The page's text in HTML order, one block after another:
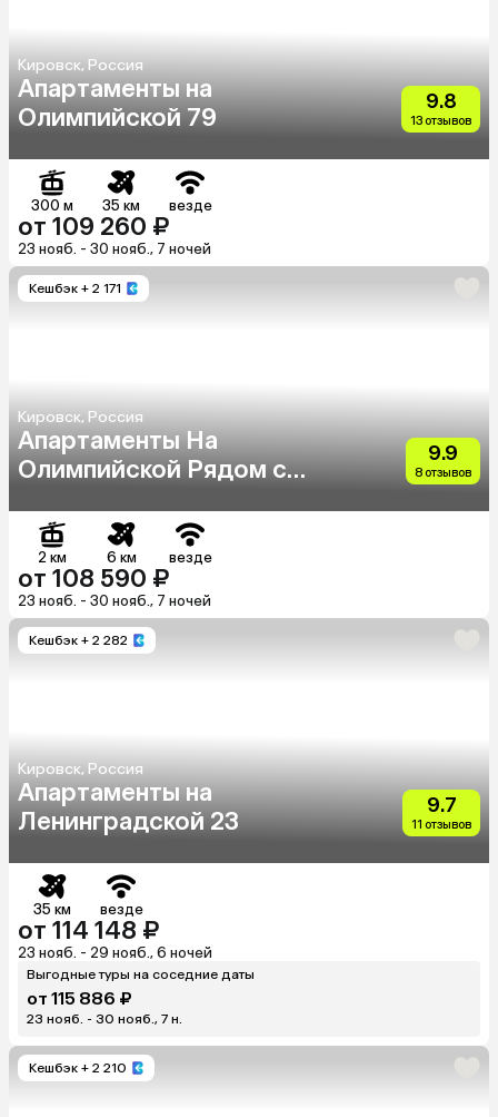
Кировск, Россия
Апартаменты на
Олимпийской 79
9.8
13 отзывов
300 м 35 км везде
от 109 260 ₽
23 нояб. - 30 нояб., 7 ночей
Кешбэк + 2 171
Кировск, Россия
Апартаменты На
Олимпийской Рядом с
9.9
8 отзывов
2 км 6 км везде
от 108 590 ₽
23 нояб. - 30 нояб., 7 ночей
Кешбэк + 2 282
Кировск, Россия
Апартаменты на
Ленинградской 23
9.7
11 отзывов
35 км везде
от 114 148 ₽
23 нояб. - 29 нояб., 6 ночей
Выгодные туры на соседние даты
от 115 886 ₽
23 нояб. - 30 нояб., 7 н.
Кешбэк + 2 210